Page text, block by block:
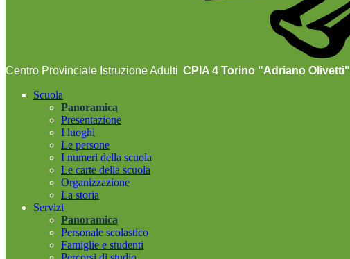
Centro Provinciale Istruzione Adulti CPIA 4 Torino "Adriano Olivetti"
Scuola
Panoramica
Presentazione
I luoghi
Le persone
I numeri della scuola
Le carte della scuola
Organizzazione
La storia
Servizi
Panoramica
Personale scolastico
Famiglie e studenti